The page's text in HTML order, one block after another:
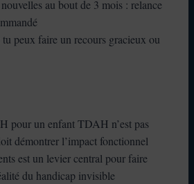
nouvelles au bout de 3 mois : relance
tu peux faire un recours gracieux ou
pour un enfant TDAH n’est pas
démontrer l’impact fonctionnel
est un levier central pour faire
du handicap invisible